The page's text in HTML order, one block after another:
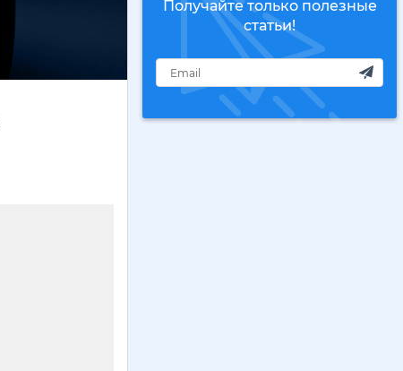
Получайте только полезные
статьи!